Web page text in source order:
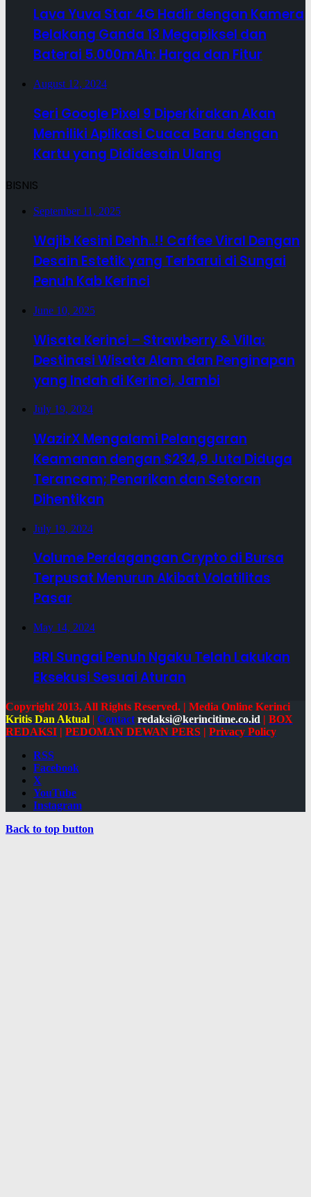
Lava Yuva Star 4G Hadir dengan Kamera
Belakang Ganda 13 Megapiksel dan
Baterai 5.000mAh: Harga dan Fitur
August 12, 2024
Seri Google Pixel 9 Diperkirakan Akan
Memiliki Aplikasi Cuaca Baru dengan
Kartu yang Dididesain Ulang
BISNIS
September 11, 2025
Wajib Kesini Dehh..!! Caffee Viral Dengan
Desain Estetik yang Terbarui di Sungai
Penuh Kab Kerinci
June 10, 2025
Wisata Kerinci – Strawberry & Villa:
Destinasi Wisata Alam dan Penginapan
yang Indah di Kerinci, Jambi
July 19, 2024
WazirX Mengalami Pelanggaran
Keamanan dengan $234,9 Juta Diduga
Terancam; Penarikan dan Setoran
Dihentikan
July 19, 2024
Volume Perdagangan Crypto di Bursa
Terpusat Menurun Akibat Volatilitas
Pasar
May 14, 2024
BRI Sungai Penuh Ngaku Telah Lakukan
Eksekusi Sesuai Aturan
Copyright 2013, All Rights Reserved. | Media Online Kerinci
Kritis Dan Aktual | Contact redaksi@kerincitime.co.id | BOX
REDAKSI | PEDOMAN DEWAN PERS | Privacy Policy
RSS
Facebook
X
YouTube
Instagram
Back to top button